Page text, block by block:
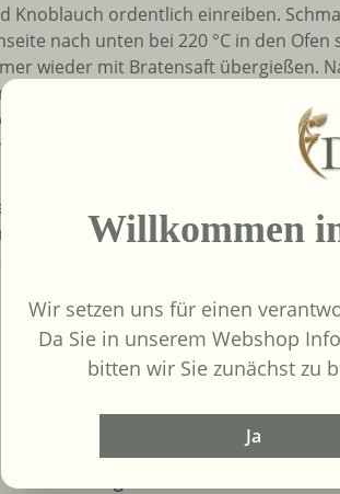
Knoblauch ordentlich einreiben.
nach unten bei 220 °C in den Ofen
wieder mit Bratensaft übergießen.
Bräter nehmen & warm stellen.
und mit Wasser aufgießen. So lange
aufschneiden.
Den Strunk nicht entfernen, damit
mit den Zutaten weich kochen.
mit Bratensaft übergießen und
min. 2 Stunden Beilagen:
Sulfite
Restzucker:
Willkommen
Wir setzen uns für einen
Da Sie in unserem Webshop
bitten wir Sie zunächst zu
Ja